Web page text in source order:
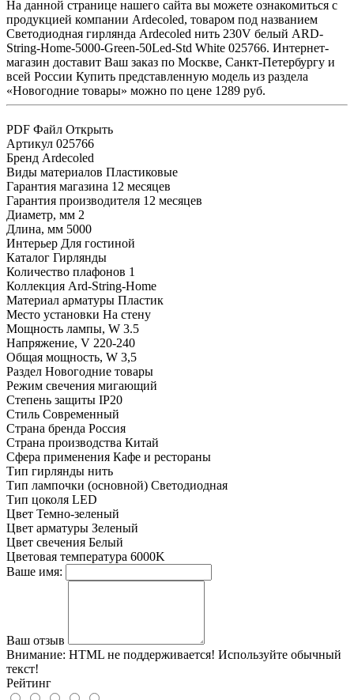
На данной странице нашего сайта вы можете ознакомиться с
продукцией компании Ardecoled, товаром под названием
Светодиодная гирлянда Ardecoled нить 230V белый ARD-
String-Home-5000-Green-50Led-Std White 025766. Интернет-
магазин доставит Ваш заказ по Москве, Санкт-Петербургу и
всей России Купить представленную модель из раздела
«Новогодние товары» можно по цене 1289 руб.
PDF Файл Открыть
Артикул 025766
Бренд Ardecoled
Виды материалов Пластиковые
Гарантия магазина 12 месяцев
Гарантия производителя 12 месяцев
Диаметр, мм 2
Длина, мм 5000
Интерьер Для гостиной
Каталог Гирлянды
Количество плафонов 1
Коллекция Ard-String-Home
Материал арматуры Пластик
Место установки На стену
Мощность лампы, W 3.5
Напряжение, V 220-240
Общая мощность, W 3,5
Раздел Новогодние товары
Режим свечения мигающий
Степень защиты IP20
Стиль Современный
Страна бренда Россия
Страна производства Китай
Сфера применения Кафе и рестораны
Тип гирлянды нить
Тип лампочки (основной) Светодиодная
Тип цоколя LED
Цвет Темно-зеленый
Цвет арматуры Зеленый
Цвет свечения Белый
Цветовая температура 6000K
Ваше имя:
Ваш отзыв
Внимание: HTML не поддерживается! Используйте обычный
текст!
Рейтинг